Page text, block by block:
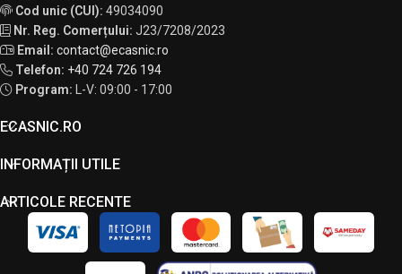
Cod unic (CUI): 49034090
Nr. Reg. Comerțului: J23/7208/2023
Email: contact@ecasnic.ro
Telefon: +40 724 726 194
Program:
L-V: 09:00 - 17:00
ECASNIC.RO
INFORMAȚII UTILE
ARTICOLE RECENTE